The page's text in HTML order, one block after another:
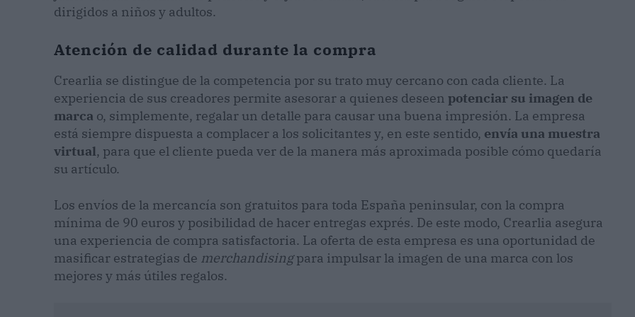
dirigidos a niños y adultos.
Atención de calidad durante la compra
Crearlia se distingue de la competencia por su trato muy cercano con cada cliente. La
experiencia de sus creadores permite asesorar a quienes deseen potenciar su imagen de
marca o, simplemente, regalar un detalle para causar una buena impresión. La empresa
está siempre dispuesta a complacer a los solicitantes y, en este sentido, envía una muestra
virtual, para que el cliente pueda ver de la manera más aproximada posible cómo quedaría
su artículo.
Los envíos de la mercancía son gratuitos para toda España peninsular, con la compra
mínima de 90 euros y posibilidad de hacer entregas exprés. De este modo, Crearlia asegura
una experiencia de compra satisfactoria. La oferta de esta empresa es una oportunidad de
masificar estrategias de merchandisingpara impulsar la imagen de una marca con los
mejores y más útiles regalos.